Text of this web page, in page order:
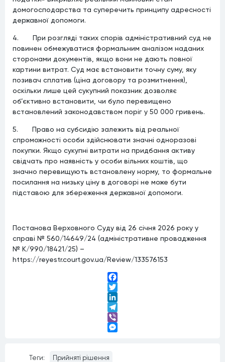
домогосподарства та суперечить принципу адресності
державної допомоги.
4. При розгляді таких спорів адміністративний суд не
повинен обмежуватися формальним аналізом наданих
сторонами документів, якщо вони не дають повної
картини витрат. Суд має встановити точну суму, яку
позивач сплатив (ціна договору та розмитнення),
оскільки лише цей сукупний показник дозволяє
об’єктивно встановити, чи було перевищено
встановлений законодавством поріг у 50 000 гривень.
5. Право на субсидію залежить від реальної
спроможності особи здійснювати значні одноразові
покупки. Якщо сукупні витрати на придбання активу
свідчать про наявність у особи вільних коштів, що
значно перевищують встановлену норму, то формальне
посилання на низьку ціну в договорі не може бути
підставою для збереження державної допомоги.
Постанова Верховного Суду від 26 січня 2026 року у
справі № 560/14649/24 (адміністративне провадження
№ К/990/18421/25) –
https://reyestr.court.gov.ua/Review/133576153
Facebook
Twitter
LinkedIn
Telegram
Viber
Теги: Прийняті рішення